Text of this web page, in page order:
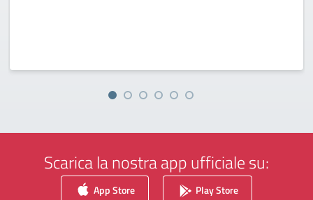
Scarica la nostra app ufficiale su:
App Store Play Store